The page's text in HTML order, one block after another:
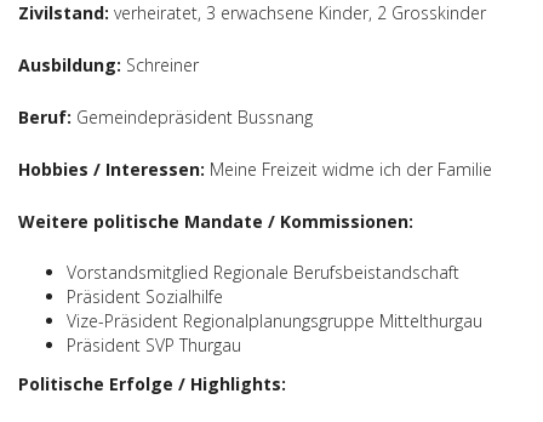
Zivilstand: verheiratet, 3 erwachsene Kinder, 2 Grosskinder
Ausbildung: Schreiner
Beruf: Gemeindepräsident Bussnang
Hobbies / Interessen: Meine Freizeit widme ich der Familie
Weitere politische Mandate / Kommissionen:
Vorstandsmitglied Regionale Berufsbeistandschaft
Präsident Sozialhilfe
Vize-Präsident Regionalplanungsgruppe Mittelthurgau
Präsident SVP Thurgau
Politische Erfolge / Highlights: